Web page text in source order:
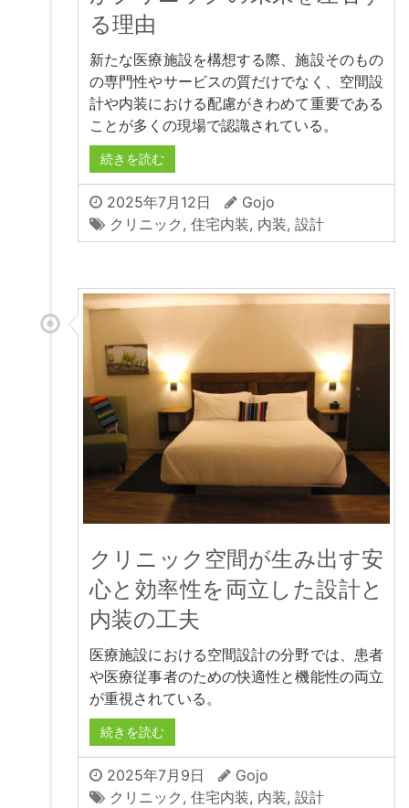
る理由
新たな医療施設を構想する際、施設そのもの
の専門性やサービスの質だけでなく、空間設
計や内装における配慮がきわめて重要である
ことが多くの現場で認識されている。
続きを読む
2025年7月12日
Gojo
クリニック , 住宅内装, 内装, 設計
クリニック空間が生み出す安
心と効率性を両立した設計と
内装の工夫
医療施設における空間設計の分野では、患者
や医療従事者のための快適性と機能性の両立
が重視されている。
続きを読む
2025年7月9日
Gojo
クリニック , 住宅内装, 内装, 設計